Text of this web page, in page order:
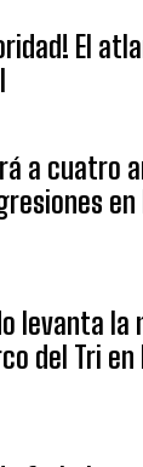
El
a cuatro
en
levanta la
del Tri en